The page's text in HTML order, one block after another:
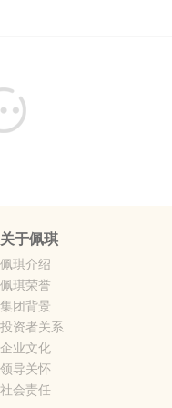
关于佩琪
佩琪介绍
佩琪荣誉
集团背景
投资者关系
企业文化
领导关怀
社会责任